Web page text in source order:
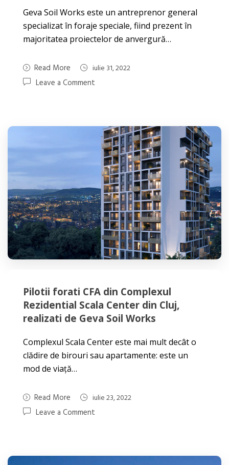
Geva Soil Works este un antreprenor general
specializat în foraje speciale, fiind prezent în
majoritatea proiectelor de anvergură…
Read More iulie 31, 2022
Leave a Comment
Pilotii forati CFA din Complexul
Rezidential Scala Center din Cluj,
realizati de Geva Soil Works
Complexul Scala Center este mai mult decât o
clădire de birouri sau apartamente: este un
mod de viață…
Read More iulie 23, 2022
Leave a Comment